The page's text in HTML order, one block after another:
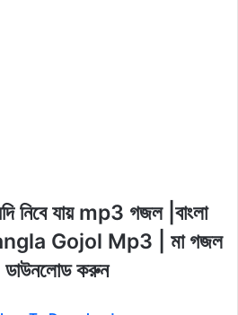
নিবে যায় mp3 গজল |বাংলা
Gojol Mp3 | মা গজল
করুন